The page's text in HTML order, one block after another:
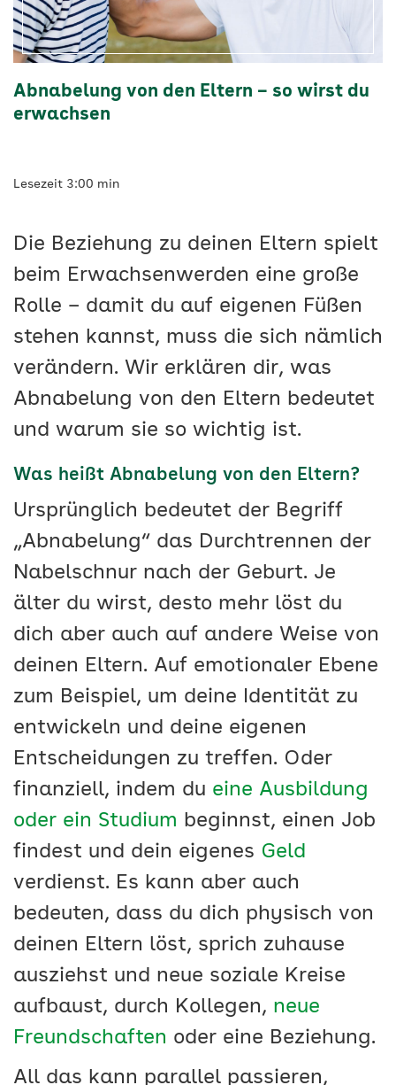
Abnabelung von den Eltern – so wirst du
erwachsen
Lesezeit 3:00 min
Die Beziehung zu deinen Eltern spielt
beim Erwachsenwerden eine große
Rolle – damit du auf eigenen Füßen
stehen kannst, muss die sich nämlich
verändern. Wir erklären dir, was
Abnabelung von den Eltern bedeutet
und warum sie so wichtig ist.
Was heißt Abnabelung von den Eltern?
Ursprünglich bedeutet der Begriff
„Abnabelung“ das Durchtrennen der
Nabelschnur nach der Geburt. Je
älter du wirst, desto mehr löst du
dich aber auch auf andere Weise von
deinen Eltern. Auf emotionaler Ebene
zum Beispiel, um deine Identität zu
entwickeln und deine eigenen
Entscheidungen zu treffen. Oder
finanziell, indem du eine Ausbildung
oder ein Studium beginnst, einen Job
findest und dein eigenes Geld
verdienst. Es kann aber auch
bedeuten, dass du dich physisch von
deinen Eltern löst, sprich zuhause
ausziehst und neue soziale Kreise
aufbaust, durch Kollegen, neue
Freundschaften oder eine Beziehung.
All das kann parallel passieren,